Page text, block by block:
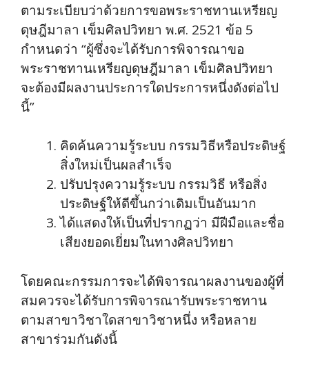
ตามระเบียบว่าด้วยการขอพระราชทานเหรียญ
ดุษฎีมาลา เข็มศิลปวิทยา พ.ศ. 2521 ข้อ 5
กำหนดว่า “ผู้ซึ่งจะได้รับการพิจารณาขอ
พระราชทานเหรียญดุษฎีมาลา เข็มศิลปวิทยา
จะต้องมีผลงานประการใดประการหนึ่งดังต่อไป
นี้”
คิดค้นความรู้ระบบ กรรมวิธีหรือประดิษฐ์
สิ่งใหม่เป็นผลสำเร็จ
ปรับปรุงความรู้ระบบ กรรมวิธี หรือสิ่ง
ประดิษฐ์ให้ดีขึ้นกว่าเดิมเป็นอันมาก
ได้แสดงให้เป็นที่ปรากฏว่า มีฝีมือและชื่อ
เสียงยอดเยี่ยมในทางศิลปวิทยา
โดยคณะกรรมการจะได้พิจารณาผลงานของผู้ที่
สมควรจะได้รับการพิจารณารับพระราชทาน
ตามสาขาวิชาใดสาขาวิชาหนึ่ง หรือหลาย
สาขาร่วมกันดังนี้